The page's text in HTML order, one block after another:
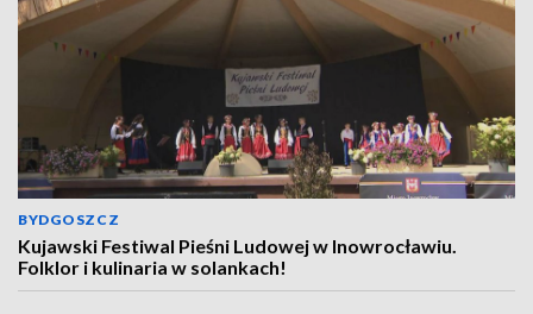
BYDGOSZCZ
Kujawski Festiwal Pieśni Ludowej w Inowrocławiu.
Folklor i kulinaria w solankach!